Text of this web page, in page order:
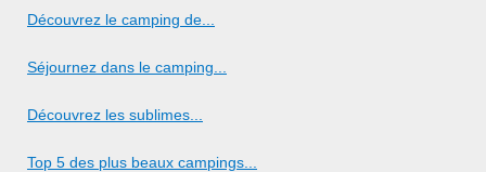
Découvrez le camping de...
Séjournez dans le camping...
Découvrez les sublimes...
Top 5 des plus beaux campings...